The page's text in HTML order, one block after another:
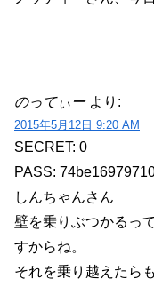
のってぃー より:
2015年5月12日 9:20 AM
SECRET: 0
PASS:
しんちゃんさん
壁を乗りぶつかるっ
すからね。
それを乗り越えたら